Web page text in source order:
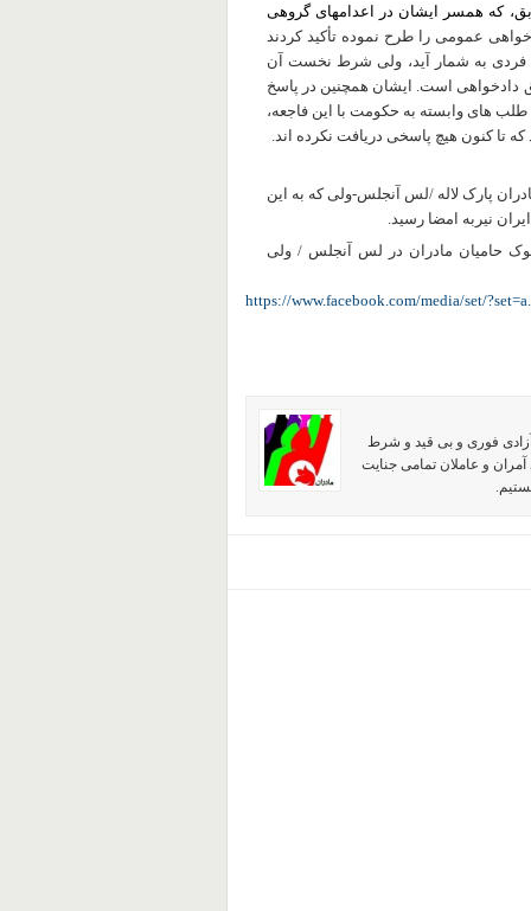
که همسر ایشان در اعدامهای گروهی
عمومی را طرح نموده تأکید کردند
فردی به شمار آید، ولی شرط نخست آن
دادخواهی است. ایشان همچنین در پاسخ
های وابسته به حکومت با این فاجعه،
که تا کنون هیچ پاسخی دریافت نکرده اند.
پارک لاله /لس آنجلس-ولی که به این
نیربه امضا رسید.
حامیان مادران در لس آنجلس / ولی
https://www.facebook.com/media/set/
آزادی فوری و بی قید و شرط
و عاملان تمامی جنایت